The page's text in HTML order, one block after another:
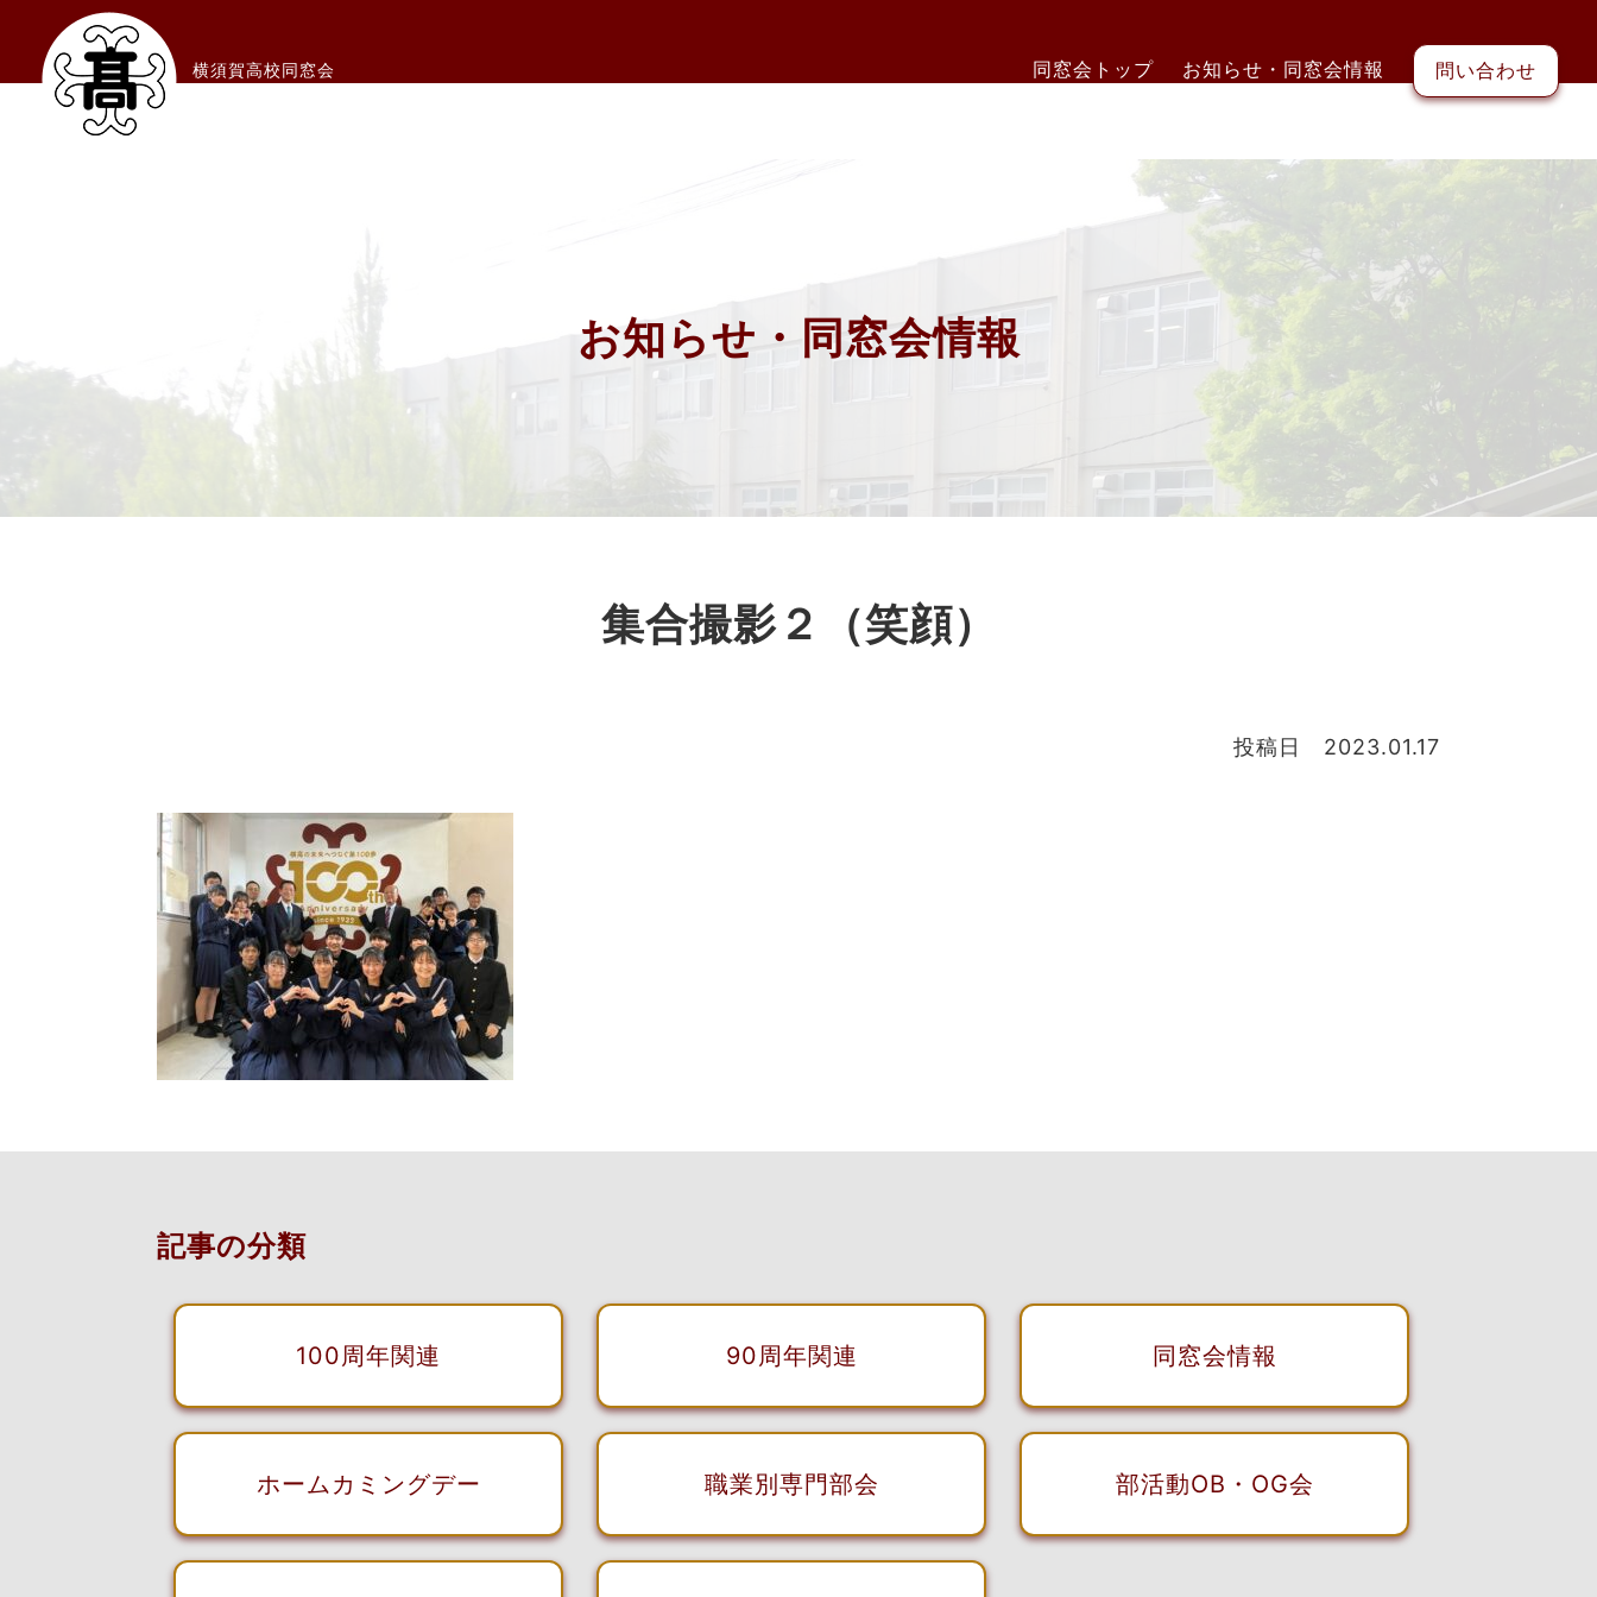
横須賀高校同窓会 同窓会トップ お知らせ・同窓会情報 問い合わせ
お知らせ・同窓会情報
集合撮影２（笑顔）
投稿日 2023.01.17
記事の分類
100周年関連 90周年関連 同窓会情報
ホームカミングデー 職業別専門部会 部活動OB・OG会